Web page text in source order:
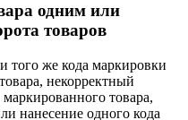
одним или
товаров
того же кода маркировки
некорректный
товара,
нанесение одного кода